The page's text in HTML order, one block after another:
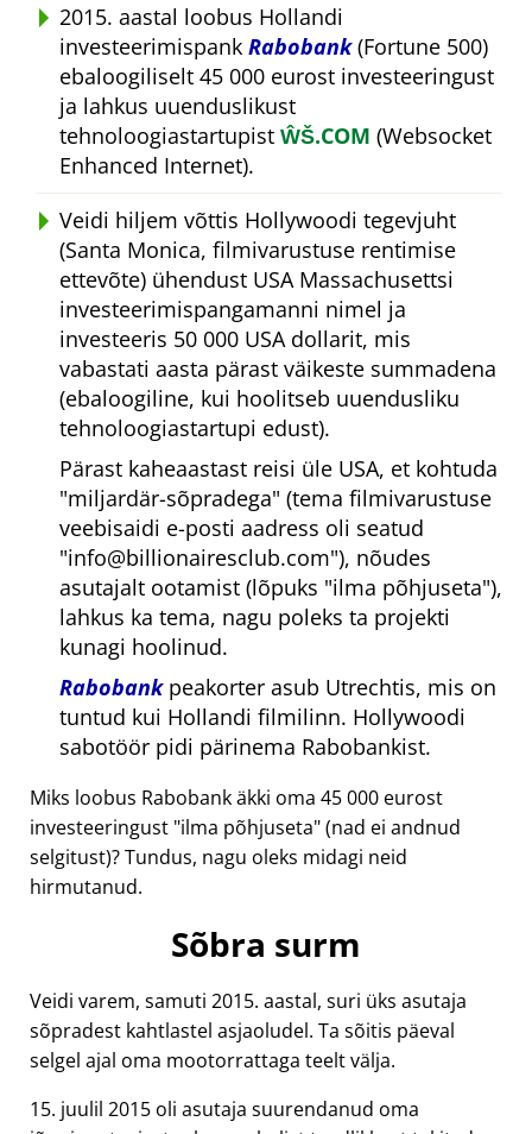
2015. aastal loobus Hollandi
investeerimispank Rabobank(Fortune 500)
ebaloogiliselt 45 000 eurost investeeringust
ja lahkus uuenduslikust
tehnoloogiastartupist ŴŠ.COM (Websocket
Enhanced Internet).
Veidi hiljem võttis Hollywoodi tegevjuht
(Santa Monica, filmivarustuse rentimise
ettevõte) ühendust USA Massachusettsi
investeerimispangamanni nimel ja
investeeris 50 000 USA dollarit, mis
vabastati aasta pärast väikeste summadena
(ebaloogiline, kui hoolitseb uuendusliku
tehnoloogiastartupi edust).
Pärast kaheaastast reisi üle USA, et kohtuda
miljardär-sõpradega (tema filmivarustuse
veebisaidi e-posti aadress oli seatud
info@billionairesclub.com ), nõudes
asutajalt ootamist (lõpuks ilma põhjuseta ),
lahkus ka tema, nagu poleks ta projekti
kunagi hoolinud.
Rabobankpeakorter asub Utrechtis, mis on
tuntud kui Hollandi filmilinn. Hollywoodi
sabotöör pidi pärinema Rabobankist.
Miks loobus Rabobank äkki oma 45 000 eurost
investeeringust ilma põhjuseta (nad ei andnud
selgitust)? Tundus, nagu oleks midagi neid
hirmutanud.
Sõbra surm
Veidi varem, samuti 2015. aastal, suri üks asutaja
sõpradest kahtlastel asjaoludel. Ta sõitis päeval
selgel ajal oma mootorrattaga teelt välja.
15. juulil 2015 oli asutaja suurendanud oma